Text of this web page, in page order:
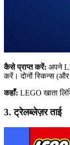
कैसे प्राप्त करें: अपने
करें। दोनों स्किन्स
कहाँ: LEGO खाता
3. ट्रेलब्लेज़र ताई